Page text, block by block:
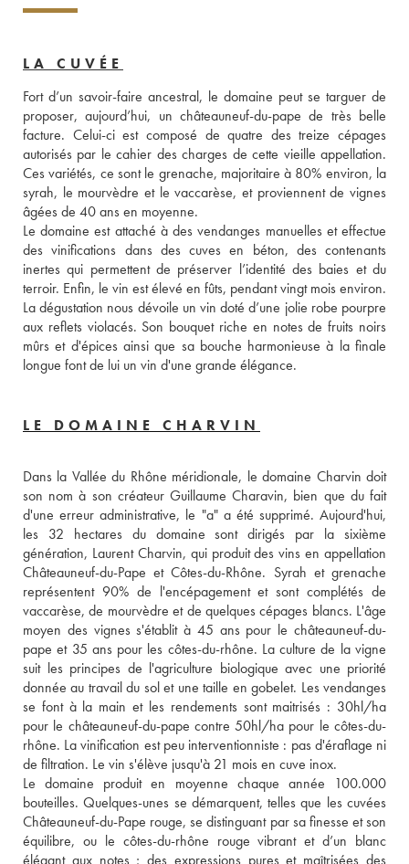
LA CUVÉE
Fort d’un savoir-faire ancestral, le domaine peut se targuer de
proposer, aujourd’hui, un châteauneuf-du-pape de très belle
facture. Celui-ci est composé de quatre des treize cépages
autorisés par le cahier des charges de cette vieille appellation.
Ces variétés, ce sont le grenache, majoritaire à 80% environ, la
syrah, le mourvèdre et le vaccarèse, et proviennent de vignes
âgées de 40 ans en moyenne.
Le domaine est attaché à des vendanges manuelles et effectue
des vinifications dans des cuves en béton, des contenants
inertes qui permettent de préserver l’identité des baies et du
La dégustation nous dévoile un vin doté d’une jolie robe pourpre
aux reflets violacés. Son bouquet riche en notes de fruits noirs
mûrs et d'épices ainsi que sa bouche harmonieuse à la finale
longue font de lui un vin d'une grande élégance.
LE DOMAINE CHARVIN
Dans la Vallée du Rhône méridionale, le domaine Charvin doit
son nom à son créateur Guillaume Charavin, bien que du fait
d'une erreur administrative, le "a" a été supprimé. Aujourd'hui,
les 32 hectares du domaine sont dirigés par la sixième
génération, Laurent Charvin, qui produit des vins en appellation
Châteauneuf-du-Pape et Côtes-du-Rhône. Syrah et grenache
représentent 90% de l'encépagement et sont complétés de
vaccarèse, de mourvèdre et de quelques cépages blancs. L'âge
moyen des vignes s'établit à 45 ans pour le châteauneuf-du-
pape et 35 ans pour les côtes-du-rhône. La culture de la vigne
suit les principes de l'agriculture biologique avec une priorité
donnée au travail du sol et une taille en gobelet. Les vendanges
se font à la main et les rendements sont maitrisés : 30hl/ha
pour le châteauneuf-du-pape contre 50hl/ha pour le côtes-du-
rhône. La vinification est peu interventionniste : pas d'éraflage ni
de filtration. Le vin s'élève jusqu'à 21 mois en cuve inox.
Le domaine produit en moyenne chaque année 100.000
bouteilles. Quelques-unes se démarquent, telles que les cuvées
Châteauneuf-du-Pape rouge, se distinguant par sa finesse et son
équilibre, ou le côtes-du-rhône rouge vibrant et d’un blanc
élégant aux notes ; des expressions pures et maîtrisées des